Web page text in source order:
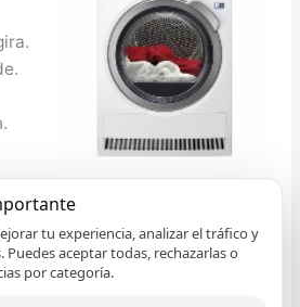
Liebherr en Torremolinos
tu experiencia, analizar el tráfico y
aceptar todas, rechazarlas o
por categoría.